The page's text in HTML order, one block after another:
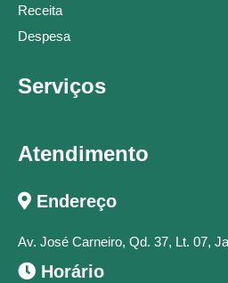
Receita
Despesa
Serviços
Atendimento
Endereço
Av. José Carneiro, Qd. 37, Lt. 07,
Horário